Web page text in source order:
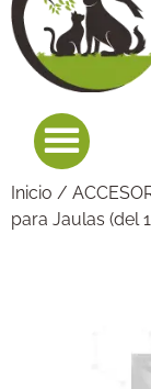
Inicio /
para Jaulas (del